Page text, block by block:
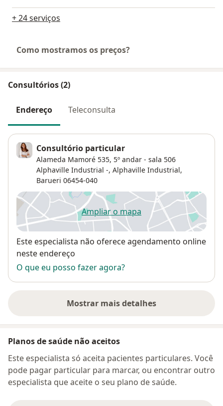
+ 24 serviços
Como mostramos os preços?
Consultórios (2)
Endereço Teleconsulta
Consultório particular
Alameda Mamoré 535, 5º andar - sala 506
Alphaville Industrial -, Alphaville Industrial,
Barueri 06454-040
Ampliar o mapaabre num novo separador
Disponibilidade
Este especialista não oferece agendamento online
neste endereço
O que eu posso fazer agora?
Mostrar mais detalhes
sobre o endereço
Planos de saúde não aceitos
Este especialista só aceita pacientes particulares. Você
pode pagar particular para marcar, ou encontrar outro
especialista que aceite o seu plano de saúde.